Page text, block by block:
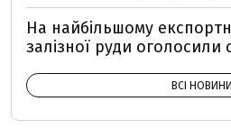
На найбільшому
залізної руди оголосили
ВСІ НОВИНИ